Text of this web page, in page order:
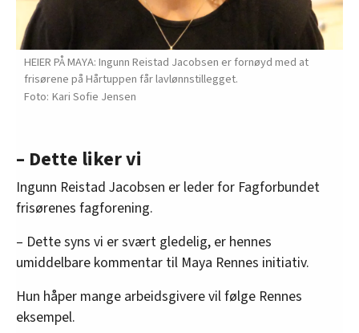
HEIER PÅ MAYA: Ingunn Reistad Jacobsen er fornøyd med at
frisørene på Hårtuppen får lavlønnstillegget.
Kari Sofie Jensen
– Dette liker vi
Ingunn Reistad Jacobsen er leder for Fagforbundet
frisørenes fagforening.
– Dette syns vi er svært gledelig, er hennes
umiddelbare kommentar til Maya Rennes initiativ.
Hun håper mange arbeidsgivere vil følge Rennes
eksempel.